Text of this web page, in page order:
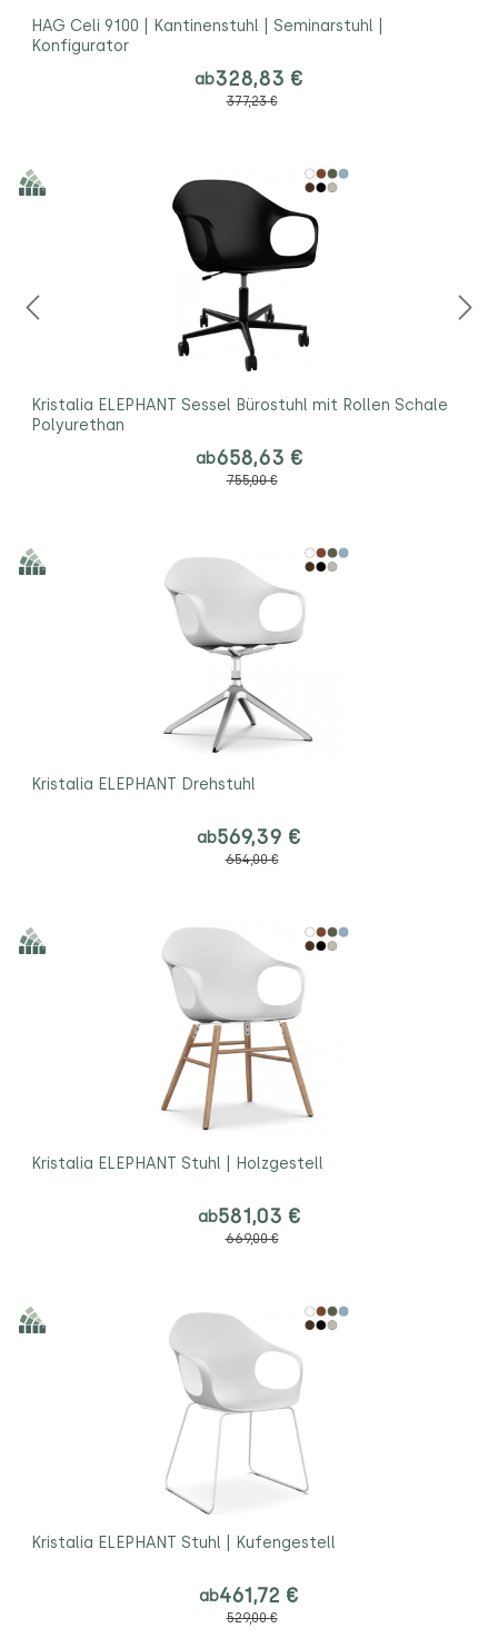
HAG Celi 9100 | Kantinenstuhl | Seminarstuhl |
Konfigurator
ab328,83 €
377,23 €
Kristalia ELEPHANT Sessel Bürostuhl mit Rollen Schale
Polyurethan
ab658,63 €
755,00 €
Kristalia ELEPHANT Drehstuhl
ab569,39 €
654,00 €
Kristalia ELEPHANT Stuhl | Holzgestell
ab581,03 €
669,00 €
Kristalia ELEPHANT Stuhl | Kufengestell
ab461,72 €
529,00 €